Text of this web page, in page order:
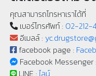
คุณสามารถโทรหาเราได้ที่
เบอร์โทรศัพท์ : 02-212-
อีเมลล์ :
facebook page :
Facebook Messenger :
LINE :ไลน์